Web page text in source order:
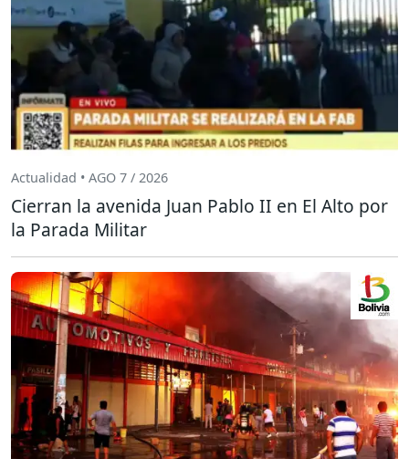
Actualidad • AGO 7 / 2026
Cierran la avenida Juan Pablo II en El Alto por
la Parada Militar